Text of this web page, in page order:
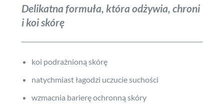
Delikatna formuła, która odżywia, chroni
i koi skórę
koi podrażnioną skórę
natychmiast łagodzi uczucie suchości
wzmacnia barierę ochronną skóry